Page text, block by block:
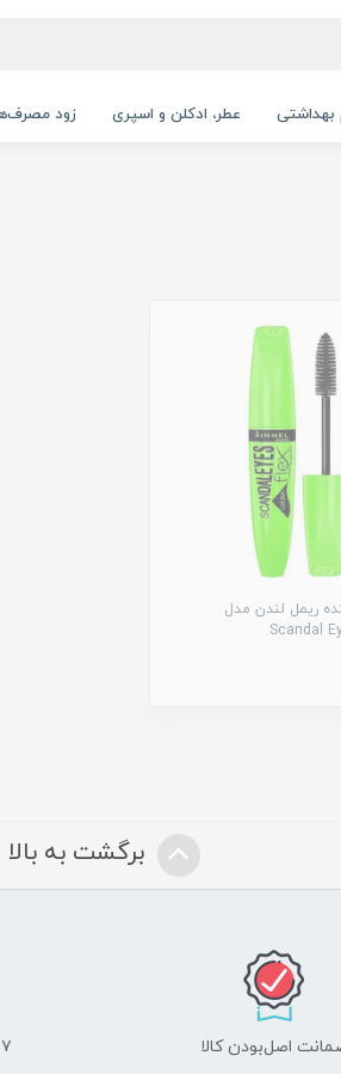
بهداشتی عطر، ادکلن و اسپری زود
ریمل لندن مدل
Scandal
برگشت به بالا
اصل‌بودن کالا ۷ روز ضمانت بازگشت